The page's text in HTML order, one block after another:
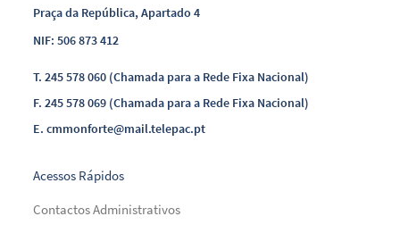
Praça da República, Apartado 4
NIF: 506 873 412
T.245 578 060 (Chamada para a Rede Fixa Nacional)
F.245 578 069 (Chamada para a Rede Fixa Nacional)
E.cmmonforte@mail.telepac.pt
Acessos Rápidos
Contactos Administrativos